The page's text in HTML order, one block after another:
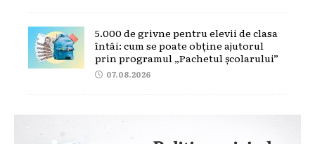
5.000 de grivne pentru elevii de clasa
întâi: cum se poate obține ajutorul
prin programul „Pachetul școlarului”
07.08.2026